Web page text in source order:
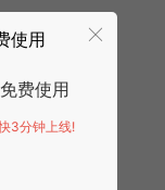
使用
免费使用
3分钟上线!